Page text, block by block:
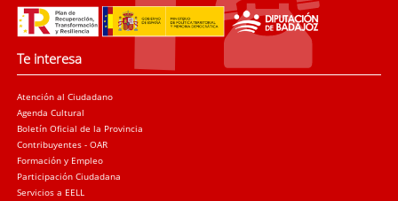
Te interesa
Atención al Ciudadano
Agenda Cultural
Boletín Oficial de la Provincia
Contribuyentes - OAR
Formación y Empleo
Participación Ciudadana
Servicios a EELL